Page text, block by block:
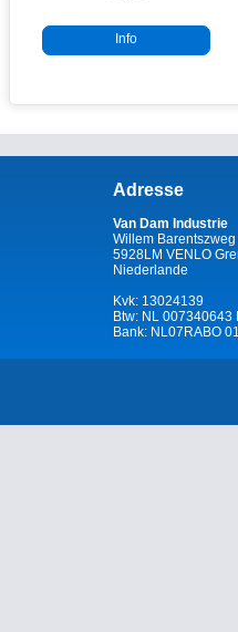
Info
Adresse
Van Dam Industrie
Willem Barentszweg
5928LM VENLO
Niederlande
Kvk: 13024139
Btw: NL 007340643
Bank: NL07RABO